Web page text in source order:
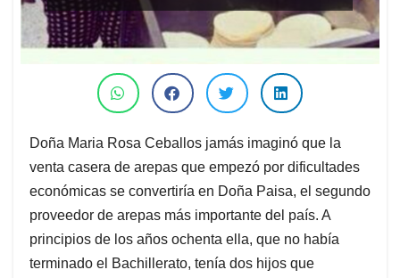
Doña Maria Rosa Ceballos jamás imaginó que la
venta casera de arepas que empezó por dificultades
económicas se convertiría en Doña Paisa, el segundo
proveedor de arepas más importante del país. A
principios de los años ochenta ella, que no había
terminado el Bachillerato, tenía dos hijos que